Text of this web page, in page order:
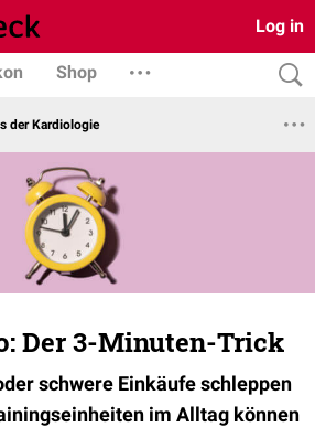
Log in
Shop
der Kardiologie
Der 3-Minuten-Trick
schwere Einkäufe schleppen
im Alltag können